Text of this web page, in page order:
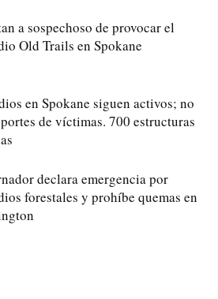
a sospechoso de provocar el
Old Trails en Spokane
en Spokane siguen activos; no
de víctimas. 700 estructuras
declara emergencia por
forestales y prohíbe quemas en